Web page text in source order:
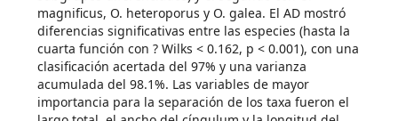
magnificus, O. heteroporus y O. galea. El AD mostró
diferencias significativas entre las especies (hasta la
cuarta función con ? Wilks < 0.162, p < 0.001), con una
clasificación acertada del 97% y una varianza
acumulada del 98.1%. Las variables de mayor
importancia para la separación de los taxa fueron el